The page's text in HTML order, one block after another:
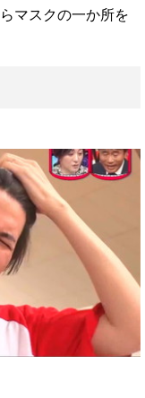
マスクの一か所を